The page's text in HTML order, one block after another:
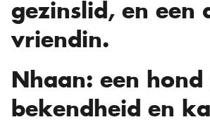
gezinslid, en een
vriendin.
Nhaan: een hond
bekendheid en